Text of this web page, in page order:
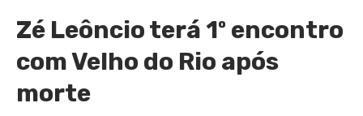
Zé Leôncio terá 1º encontro
com Velho do Rio após
morte